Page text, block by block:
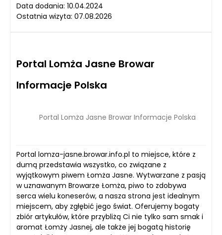
Data dodania: 10.04.2024
Ostatnia wizyta: 07.08.2026
Portal Lomża Jasne Browar
Informacje Polska
Portal Lomża Jasne Browar Informacje Polska
Portal lomza-jasne.browar.info.pl to miejsce, które z
dumą przedstawia wszystko, co związane z
wyjątkowym piwem Łomża Jasne. Wytwarzane z pasją
w uznawanym Browarze Łomża, piwo to zdobywa
serca wielu koneserów, a nasza strona jest idealnym
miejscem, aby zgłębić jego świat. Oferujemy bogaty
zbiór artykułów, które przybliżą Ci nie tylko sam smak i
aromat Łomży Jasnej, ale także jej bogatą historię